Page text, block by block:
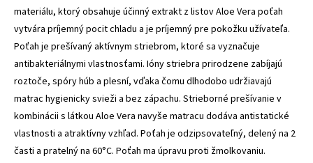
materiálu, ktorý obsahuje účinný extrakt z listov Aloe Vera poťah
vytvára príjemný pocit chladu a je príjemný pre pokožku užívateľa.
Poťah je prešívaný aktívnym striebrom, ktoré sa vyznačuje
antibakteriálnymi vlastnosťami. Ióny striebra prirodzene zabíjajú
roztoče, spóry húb a plesní, vďaka čomu dlhodobo udržiavajú
matrac hygienicky svieži a bez zápachu. Strieborné prešívanie v
kombinácii s látkou Aloe Vera navyše matracu dodáva antistatické
vlastnosti a atraktívny vzhľad. Poťah je odzipsovateľný, delený na 2
časti a pratelný na 60°C. Poťah ma úpravu proti žmolkovaniu.